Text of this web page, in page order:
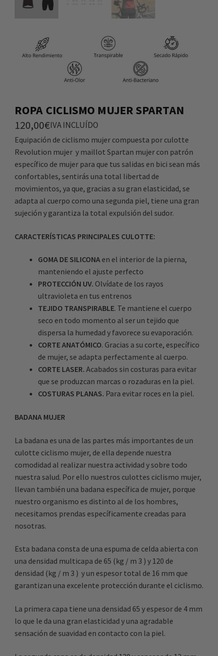
ROPA CICLISMO MUJER SPARTAN
120,00€IVA INCLUÍDO
Equipación de ciclismo mujer compuesta por culotte
Revolution mujer y maillot Spartan mujer con patrón
específico de mujer para que tus salidas en bici sean más
confortables, sentirás una total libertad de
movimientos, ya que, gracias a su gran elasticidad, se
adapta al cuerpo como una segunda piel, tiene una gran
sujeción y garantiza la total expulsión del sudor.
CARACTERÍSTICAS PRINCIPALES CULOTTE:
GOMA DE SILICONA en el interior de la pierna,
manteniendo el ajuste perfecto
PROTECCIÓN UV. Olvídate de los rayos
ultravioleta en tus entrenos
TEJIDO TRANSPIRABLE. Te mantiene el cuerpo
seco en todo momento al ser un tejido que
dispersa la humedad y favorece su evaporación.
CORTE ANATÓMICO. Gracias a su corte, específico
de mujer, se adapta perfectamente al cuerpo.
CORTE LASER. Acabados sin costuras para evitar
que se produzcan marcas o rozaduras en la piel.
COSTURAS PLANAS. Para evitar roces en la piel.
BADANA MUJER
La badana es una de las partes más importantes de un
culotte ciclismo mujer, de ella depende nuestra
comodidad al realizar nuestra actividad y sobre todo
nuestra salud. Por ello nuestros culottes ciclismo mujer,
llevan también una badana específica de mujer, porque
nuestro organismo es distinto al de los hombres,
necesitamos prendas específicamente creadas para
nosotras.
Esta badana consta de una espuma de celda abierta con
una densidad multicapa de 65 (kg / m 3 ) y 120 de
densidad (kg / m 3 ) y un espesor total de 16 mm que
garantizan una excelente protección durante el ciclismo.
La primera capa tiene una densidad 65 y espesor de 4 mm
lo que le da una gran elasticidad y una agradable
sensación de suavidad en contacto con la piel.